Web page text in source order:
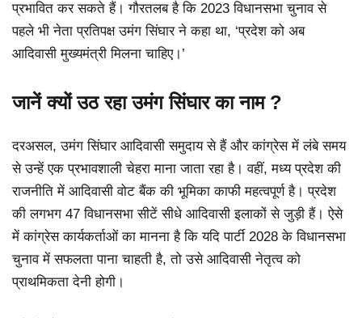
प्रभावित कर सकते हैं। गौरतलब है कि 2023 विधानसभा चुनाव से
पहले भी नेता प्रतिपक्ष उमंग सिंघार ने कहा था, ‘प्रदेश को अब
आदिवासी मुख्यमंत्री मिलना चाहिए।’
जानें क्यों उठ रहा उमंग सिंघार का नाम ?
दरअसल, उमंग सिंघार आदिवासी समुदाय से हैं और कांग्रेस में लंबे समय
से उन्हें एक प्रभावशाली चेहरा माना जाता रहा है। वहीं, मध्य प्रदेश की
राजनीति में आदिवासी वोट बैंक की भूमिका काफी महत्वपूर्ण है। प्रदेश
की लगभग 47 विधानसभा सीटें सीधे आदिवासी इलाकों से जुड़ी हैं। ऐसे
में कांग्रेस कार्यकर्ताओं का मानना है कि यदि पार्टी 2028 के विधानसभा
चुनाव में सफलता पाना चाहती है, तो उसे आदिवासी नेतृत्व को
प्राथमिकता देनी होगी।